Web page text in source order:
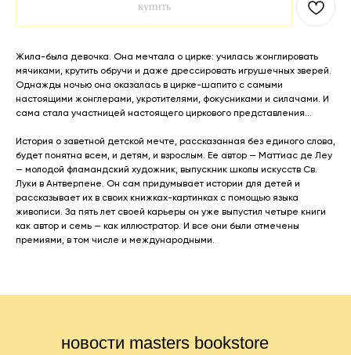
купить
Жила-была девочка. Она мечтала о цирке: училась жонглировать
мячиками, крутить обручи и даже дрессировать игрушечных зверей.
Однажды ночью она оказалась в цирке-шапито с самыми
настоящими жонглерами, укротителями, фокусниками и силачами. И
сама стала участницей настоящего циркового представления...
История о заветной детской мечте, рассказанная без единого слова,
будет понятна всем, и детям, и взрослым. Ее автор — Маттиас де Леу
— молодой фламандский художник, выпускник школы искусств Св.
Луки в Антверпене. Он сам придумывает истории для детей и
рассказывает их в своих книжках-картинках с помощью языка
живописи. За пять лет своей карьеры он уже выпустил четыре книги
как автор и семь — как иллюстратор. И все они были отмечены
премиями, в том числе и международными.
новости masters bookstore